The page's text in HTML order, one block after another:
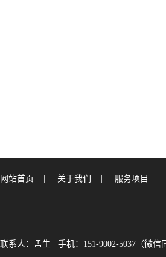
网站首页 关于我们 服务项目
联系人：孟生 手机：151-9002-5037（微